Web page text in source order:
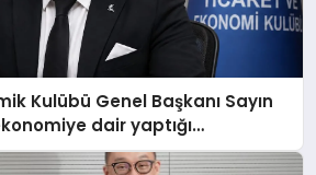
Kulübü Genel Başkanı Sayın
dair yaptığı
kaydetti: